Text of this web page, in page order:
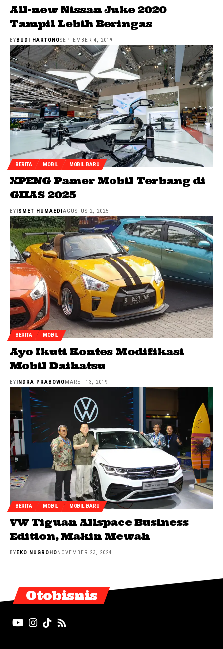
All-new Nissan Juke 2020
Tampil Lebih Beringas
BY BUDI HARTONOSEPTEMBER 4, 2019
BERITA MOBIL MOBIL BARU
XPENG Pamer Mobil Terbang di
GIIAS 2025
BYISMET HUMAEDIAGUSTUS 2, 2025
BERITA MOBIL
Ayo Ikuti Kontes Modifikasi
Mobil Daihatsu
BYINDRA PRABOWOMARET 13, 2019
BERITA MOBIL MOBIL BARU
VW Tiguan Allspace Business
Edition, Makin Mewah
BYEKO NUGROHONOVEMBER 23, 2024
Otobisnis